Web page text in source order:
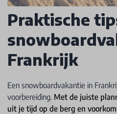
Praktische
Frankrijk
Een snowboardvakantie in
voorbereiding. Met de juiste
uit je tijd op de berg en